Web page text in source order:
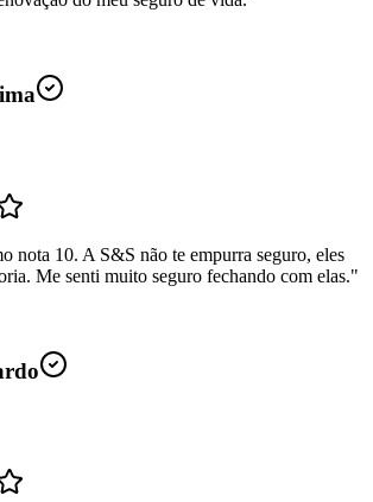
nota 10. A S&S não te empurra seguro, eles
Me senti muito seguro fechando com elas."